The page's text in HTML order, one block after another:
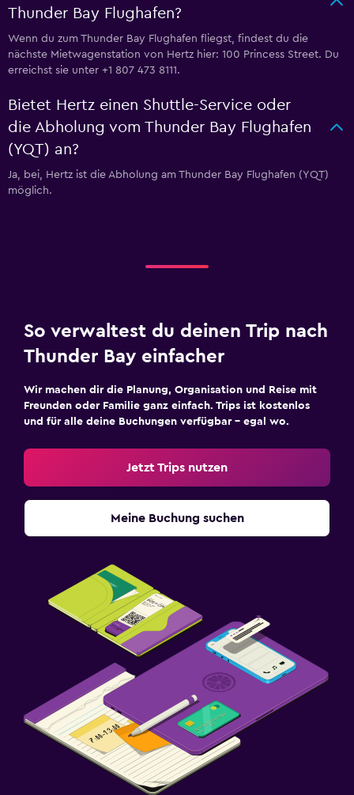
Thunder Bay Flughafen?
Wenn du zum Thunder Bay Flughafen fliegst, findest du die
nächste Mietwagenstation von Hertz hier: 100 Princess Street. Du
erreichst sie unter +1 807 473 8111.
Bietet Hertz einen Shuttle-Service oder
die Abholung vom Thunder Bay Flughafen
(YQT) an?
Ja, bei, Hertz ist die Abholung am Thunder Bay Flughafen (YQT)
möglich.
So verwaltest du deinen Trip nach
Thunder Bay einfacher
Wir machen dir die Planung, Organisation und Reise mit
Freunden oder Familie ganz einfach. Trips ist kostenlos
und für alle deine Buchungen verfügbar – egal wo.
Jetzt Trips nutzen
Meine Buchung suchen